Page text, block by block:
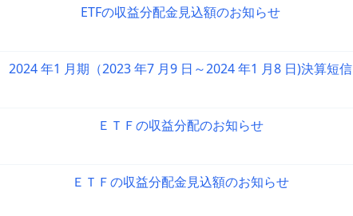
ETFの収益分配金見込額のお知らせ
2024 年1 月期（2023 年7 月9 日～2024 年1 月8 日)決算短信
ＥＴＦの収益分配のお知らせ
ＥＴＦの収益分配金見込額のお知らせ